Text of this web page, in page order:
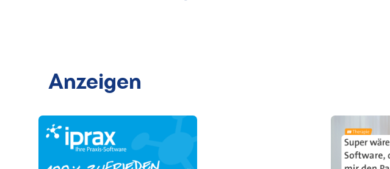
Anzeigen